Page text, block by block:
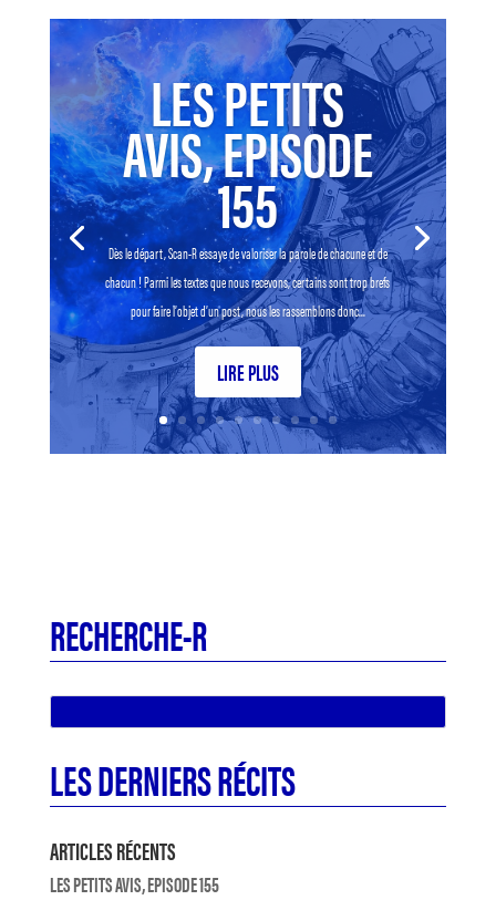
LES PETITS
AVIS, EPISODE
155
Dès le départ, Scan-R essaye de valoriser la parole de chacune et de
chacun ! Parmi les textes que nous recevons, certains sont trop brefs
pour faire l’objet d’un post, nous les rassemblons donc...
LIRE PLUS
RECHERCHE-R
LES DERNIERS RÉCITS
ARTICLES RÉCENTS
LES PETITS AVIS, EPISODE 155